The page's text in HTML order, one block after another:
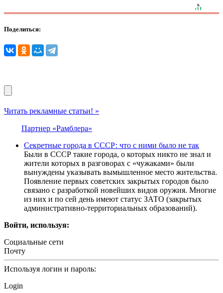
Поделиться:
Читать рекламные статьи! »
Партнер «Рамблера»
Секретные города в СССР: что с ними было не так
Были в СССР такие города, о которых никто не знал и
жители которых в разговорах с «чужаками» были
вынуждены указывать вымышленное место жительства.
Появление первых советских закрытых городов было
связано с разработкой новейших видов оружия. Многие
из них и по сей день имеют статус ЗАТО (закрытых
административно-территориальных образований).
Войти, используя:
Социальные сети
Почту
Используя логин и пароль:
Login